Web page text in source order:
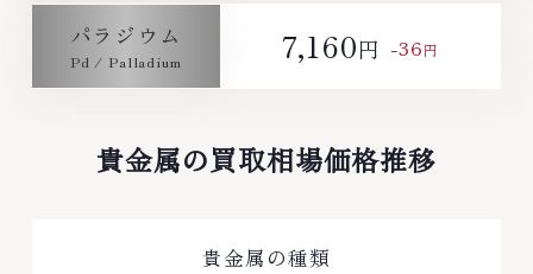
パラジウム 7,160円 -36円
貴金属の買取相場価格推移
貴金属の種類